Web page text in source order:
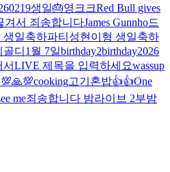
생일🎂영크크Red Bull gives
겨서 죄송합니다James Gunnho드
일축하파티 성현이형 생일축하
골디 1월 7일birthday2birthday2026
LIVE 제목을 입력하세요wassup
💯🙏💯cooking고기 혼밥👍👍One
me죄송합니다 밤라이브 2부밤